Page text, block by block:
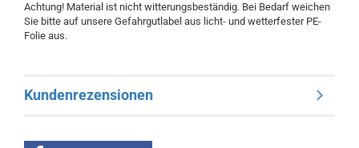
Achtung! Material ist nicht witterungsbeständig. Bei Bedarf weichen
Sie bitte auf unsere Gefahrgutlabel aus licht- und wetterfester PE-
Folie aus.
Kundenrezensionen